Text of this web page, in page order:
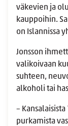
väkevien ja
kauppoihin.
on Islannissa
Jonsson
valikoivaan
suhteen,
alkoholi tai
–
purkamista